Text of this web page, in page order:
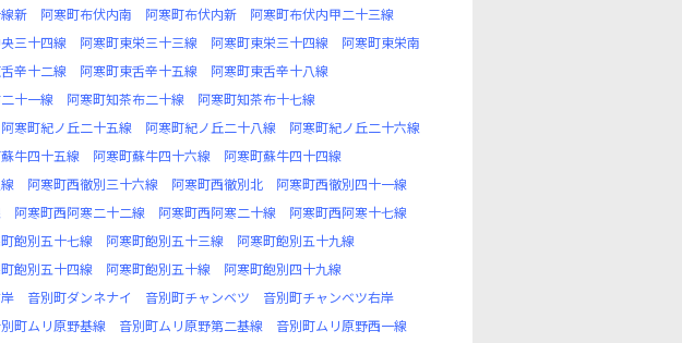
新 阿寒町布伏内南 阿寒町布伏内新
阿寒町布伏内甲二十三線
三十四線 阿寒町東栄三十三線 阿寒町東栄三十四線
阿寒町東栄南
辛十二線 阿寒町東舌辛十五線
阿寒町東舌辛十八線
十一線 阿寒町知茶布二十線
阿寒町知茶布十七線
阿寒町紀ノ丘二十五線 阿寒町紀ノ丘二十八線
阿寒町紀ノ丘二十六線
牛四十五線 阿寒町蘇牛四十六線
阿寒町蘇牛四十四線
阿寒町西徹別三十六線 阿寒町西徹別北
阿寒町西徹別四十一線
阿寒町西阿寒二十二線 阿寒町西阿寒二十線
阿寒町西阿寒十七線
飽別五十七線 阿寒町飽別五十三線
阿寒町飽別五十九線
飽別五十四線 阿寒町飽別五十線
阿寒町飽別四十九線
音別町ダンネナイ 音別町チャンベツ
音別町チャンベツ右岸
町ムリ原野基線 音別町ムリ原野第二基線
音別町ムリ原野西一線